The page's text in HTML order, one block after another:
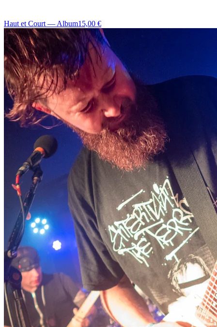
Haut et Court — Album15,00 €